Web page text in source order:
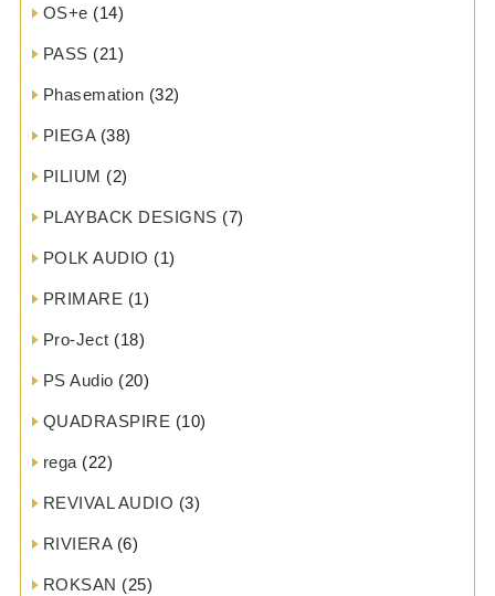
OS+e (14)
PASS (21)
Phasemation (32)
PIEGA(38)
PILIUM (2)
PLAYBACK DESIGNS (7)
POLK AUDIO (1)
PRIMARE (1)
Pro-Ject (18)
PS Audio (20)
QUADRASPIRE (10)
rega(22)
REVIVAL AUDIO (3)
RIVIERA(6)
ROKSAN (25)